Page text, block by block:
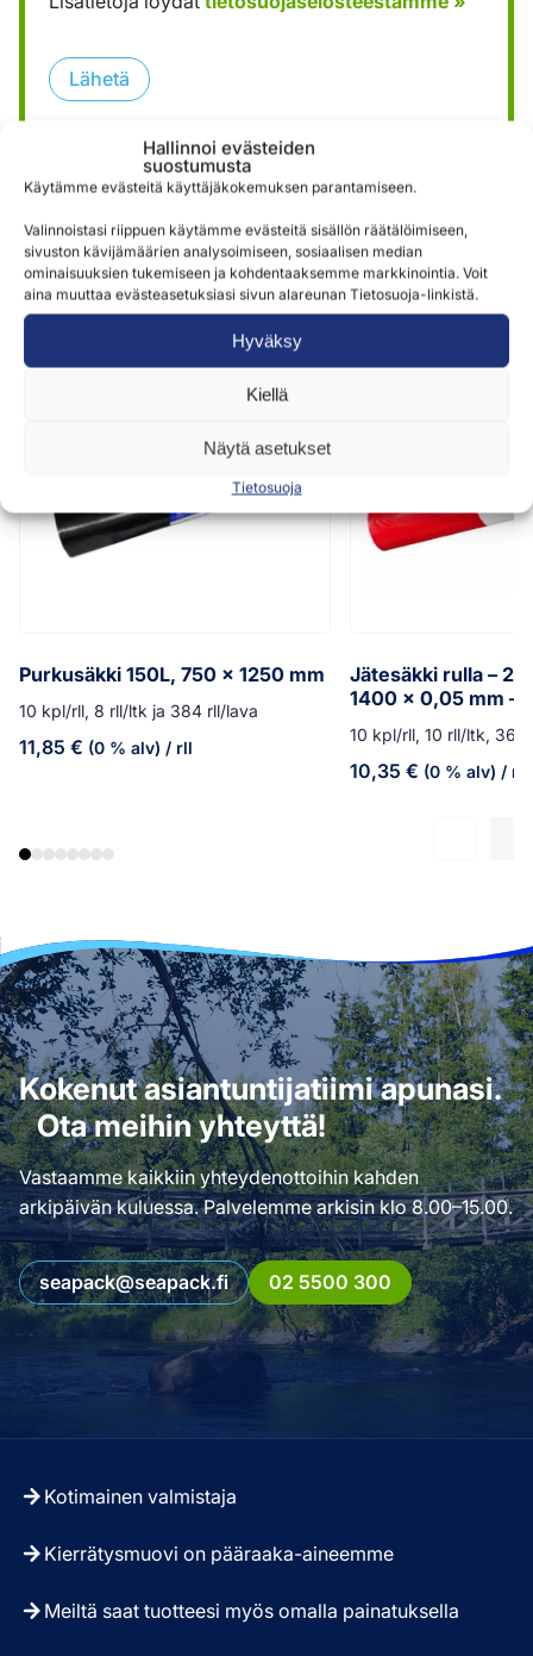
Hallinnoi evästeiden
suostumusta
Käytämme evästeitä käyttäjäkokemuksen parantamiseen.
Valinnoistasi riippuen käytämme evästeitä sisällön räätälöimiseen,
sivuston kävijämäärien analysoimiseen, sosiaalisen median
ominaisuuksien tukemiseen ja kohdentaaksemme markkinointia. Voit
aina muuttaa evästeasetuksiasi sivun alareunan Tietosuoja-linkistä.
Hyväksy
Kiellä
Näytä asetukset
Tietosuoja
Lähetä
Samankaltaisia tuotteita
Purkusäkki 150L, 750 x 1250 mm
10 kpl/rll, 8 rll/ltk ja 384 rll/lava
11,85 € (0 % alv) / rll
Jätesäkki rulla –
1400 x 0,05 mm –
10 kpl/rll, 10 rll/ltk, 360
10,35 € (0 % alv) / rll
Kokenut asiantuntijatiimi apunasi.
Ota meihin yhteyttä!
Vastaamme kaikkiin yhteydenottoihin kahden
arkipäivän kuluessa. Palvelemme arkisin klo 8.00–15.00.
seapack@seapack.fi 02 5500 300
Kotimainen valmistaja
Kierrätysmuovi on pääraaka-aineemme
Meiltä saat tuotteesi myös omalla painatuksella